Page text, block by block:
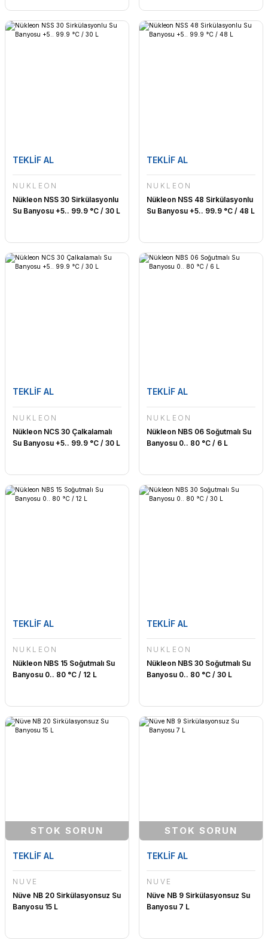
TEKLİF AL
NÜKLEON
Nükleon NSS 30 Sirkülasyonlu
Su Banyosu +5.. 99.9 °C / 30 L
TEKLİF AL
NÜKLEON
Nükleon NSS 48 Sirkülasyonlu
Su Banyosu +5.. 99.9 °C / 48 L
TEKLİF AL
NÜKLEON
Nükleon NCS 30 Çalkalamalı
Su Banyosu +5.. 99.9 °C / 30 L
TEKLİF AL
NÜKLEON
Nükleon NBS 06 Soğutmalı Su
Banyosu 0.. 80 °C / 6 L
TEKLİF AL
NÜKLEON
Nükleon NBS 15 Soğutmalı Su
Banyosu 0.. 80 °C / 12 L
TEKLİF AL
NÜKLEON
Nükleon NBS 30 Soğutmalı Su
Banyosu 0.. 80 °C / 30 L
STOK SORUN
TEKLİF AL
NÜVE
Nüve NB 20 Sirkülasyonsuz Su
Banyosu 15 L
STOK SORUN
TEKLİF AL
NÜVE
Nüve NB 9 Sirkülasyonsuz Su
Banyosu 7 L